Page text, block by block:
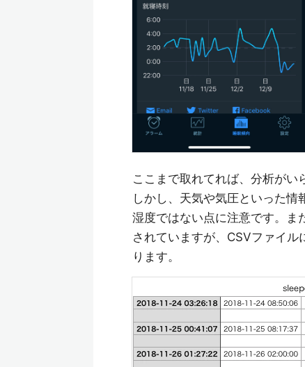
ここまで取れてれば、分析がい
しかし、天気や気圧といった
湿度ではない点に注意です。ま
されていますが、CSVファイ
ります。